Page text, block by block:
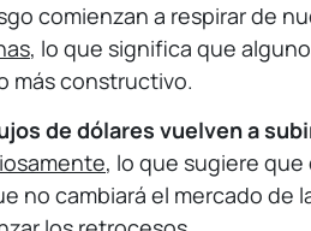
comienzan a respirar de
, lo que significa que
más constructivo.
de dólares vuelven a
, lo que sugiere
no cambiará el mercado de